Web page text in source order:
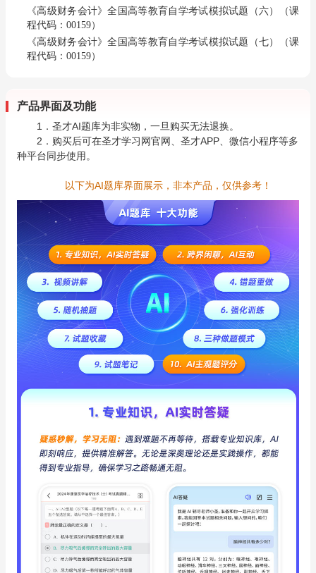
《高级财务会计》全国高等教育自学考试模拟试题（六）（课
程代码：00159）
《高级财务会计》全国高等教育自学考试模拟试题（七）（课
程代码：00159）
产品界面及功能
1．圣才AI题库为非实物，一旦购买无法退换。
2．购买后可在圣才学习网官网、圣才APP、微信小程序等多
种平台同步使用。
以下为AI题库界面展示，非本产品，仅供参考！